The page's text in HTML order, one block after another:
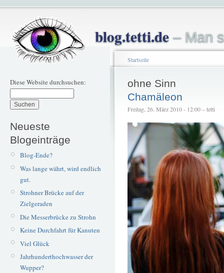
blog.tetti.de– Man
Diese Website durchsuchen:
Neueste
Blogeinträge
Blog-Ende?
Was lange währt, wird endlich
gut.
Strohner Brücke auf der
Zielgeraden
Die Messerbrücke zu Strohn
Keine Durchfahrt für Kanuten
Viel Glück
Jahrhunderthochwasser der
Wupper?
Startseite
ohne Sinn
Chamäleon
Freitag, 26. März 2010 - 12:00 – tetti